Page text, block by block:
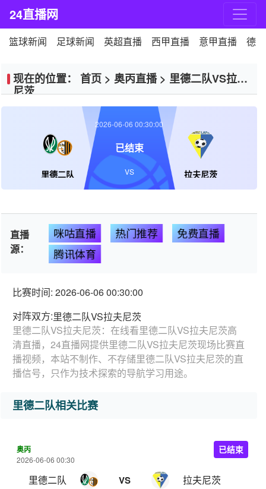
24直播网
篮球新闻 足球新闻 英超直播 西甲直播 意甲直播 德
现在的位置： 首页 > 奥丙直播> 里德二队VS拉夫
尼茨
里德二队 拉夫尼茨
2026-06-06 00:30:00
已结束
VS
直播
源：
咪咕直播 热门推荐
免费直播
腾讯体育
比赛时间: 2026-06-06 00:30:00
对阵双方:里德二队VS拉夫尼茨
里德二队VS拉夫尼茨：在线看里德二队VS拉夫尼茨高
清直播，24直播网提供里德二队VS拉夫尼茨现场比赛直
播视频，本站不制作、不存储里德二队VS拉夫尼茨的直
播信号，只作为技术探索的导航学习用途。
里德二队相关比赛
奥丙
2026-06-06 00:30
里德二队 VS 拉夫尼茨
已结束